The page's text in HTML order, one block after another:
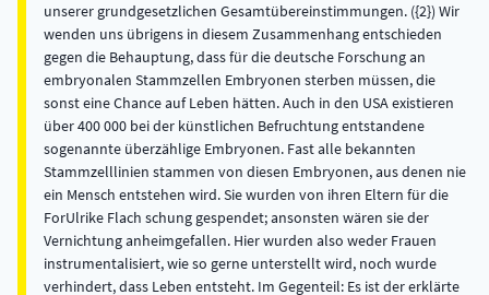
unserer grundgesetzlichen Gesamtübereinstimmungen. ({2}) Wir
wenden uns übrigens in diesem Zusammenhang entschieden
gegen die Behauptung, dass für die deutsche Forschung an
embryonalen Stammzellen Embryonen sterben müssen, die
sonst eine Chance auf Leben hätten. Auch in den USA existieren
über 400 000 bei der künstlichen Befruchtung entstandene
sogenannte überzählige Embryonen. Fast alle bekannten
Stammzelllinien stammen von diesen Embryonen, aus denen nie
ein Mensch entstehen wird. Sie wurden von ihren Eltern für die
ForUlrike Flach schung gespendet; ansonsten wären sie der
Vernichtung anheimgefallen. Hier wurden also weder Frauen
instrumentalisiert, wie so gerne unterstellt wird, noch wurde
verhindert, dass Leben entsteht. Im Gegenteil: Es ist der erklärte